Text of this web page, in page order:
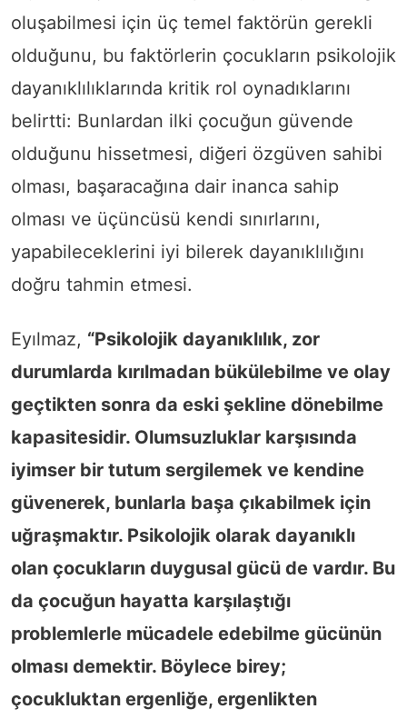
oluşabilmesi için üç temel faktörün gerekli
olduğunu, bu faktörlerin çocukların psikolojik
dayanıklılıklarında kritik rol oynadıklarını
belirtti: Bunlardan ilki çocuğun güvende
olduğunu hissetmesi, diğeri özgüven sahibi
olması, başaracağına dair inanca sahip
olması ve üçüncüsü kendi sınırlarını,
yapabileceklerini iyi bilerek dayanıklılığını
doğru tahmin etmesi.
Eyılmaz, “Psikolojik dayanıklılık, zor
durumlarda kırılmadan bükülebilme ve olay
geçtikten sonra da eski şekline dönebilme
kapasitesidir. Olumsuzluklar karşısında
iyimser bir tutum sergilemek ve kendine
güvenerek, bunlarla başa çıkabilmek için
uğraşmaktır. Psikolojik olarak dayanıklı
olan çocukların duygusal gücü de vardır. Bu
da çocuğun hayatta karşılaştığı
problemlerle mücadele edebilme gücünün
olması demektir. Böylece birey;
çocukluktan ergenliğe, ergenlikten